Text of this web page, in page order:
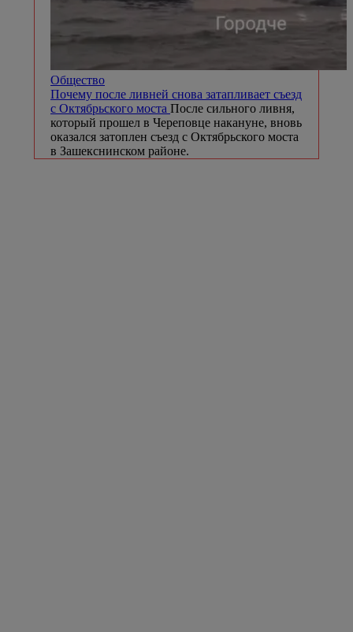
Общество
Почему после ливней снова затапливает съезд
с Октябрьского моста После сильного ливня,
который прошел в Череповце накануне, вновь
оказался затоплен съезд с Октябрьского моста
в Зашекснинском районе.